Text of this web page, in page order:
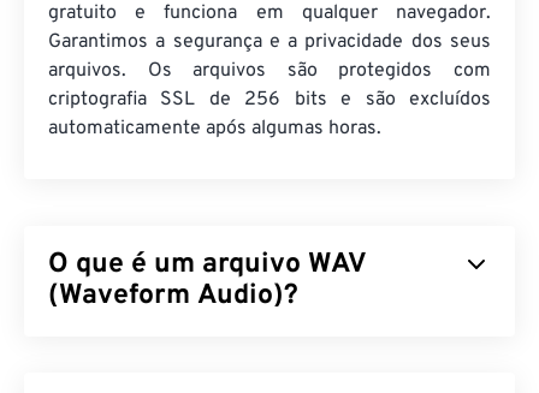
gratuito e funciona em qualquer navegador.
Garantimos a segurança e a privacidade dos seus
arquivos. Os arquivos são protegidos com
criptografia SSL de 256 bits e são excluídos
automaticamente após algumas horas.
O que é um arquivo WAV
(Waveform Audio)?